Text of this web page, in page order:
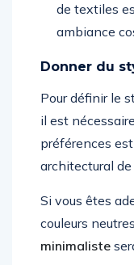
de textiles
ambiance
Donner du
Pour définir le
il est
préférences
architectural
Si vous êtes
couleurs
minimaliste